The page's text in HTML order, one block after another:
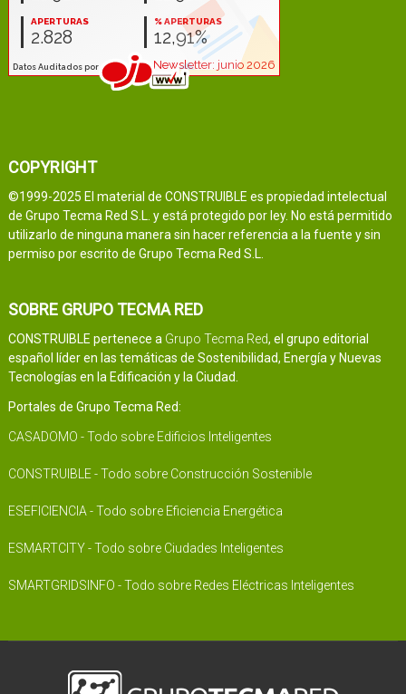
COPYRIGHT
©1999-2025 El material de CONSTRUIBLE es propiedad intelectual
de Grupo Tecma Red S.L. y está protegido por ley. No está permitido
utilizarlo de ninguna manera sin hacer referencia a la fuente y sin
permiso por escrito de Grupo Tecma Red S.L.
SOBRE GRUPO TECMA RED
CONSTRUIBLE pertenece a Grupo Tecma Red, el grupo editorial
español líder en las temáticas de Sostenibilidad, Energía y Nuevas
Tecnologías en la Edificación y la Ciudad.
Portales de Grupo Tecma Red:
CASADOMO - Todo sobre Edificios Inteligentes
CONSTRUIBLE - Todo sobre Construcción Sostenible
ESEFICIENCIA - Todo sobre Eficiencia Energética
ESMARTCITY - Todo sobre Ciudades Inteligentes
SMARTGRIDSINFO - Todo sobre Redes Eléctricas Inteligentes